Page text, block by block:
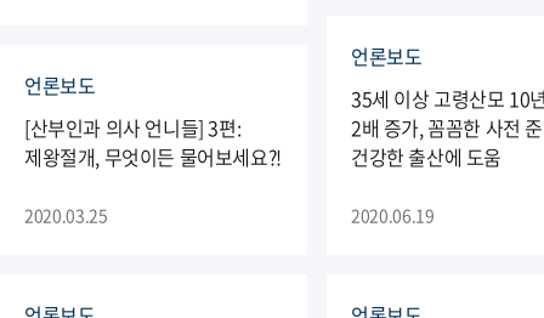
언론보도
35세 이상 고령산모 10
2배 증가, 꼼꼼한 사전
건강한 출산에 도움
2020.06.19
언론보도
[산부인과 의사 언니들] 3편:
제왕절개, 무엇이든 물어보세요?!
2020.03.25